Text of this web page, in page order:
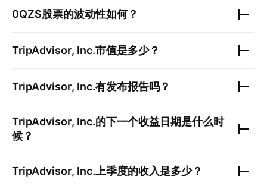
0QZS股票的波动性如何？
TripAdvisor, Inc.市值是多少？
TripAdvisor, Inc.有发布报告吗？
TripAdvisor, Inc.的下一个收益日期是什么时
候？
TripAdvisor, Inc. 上季度的收入是多少？